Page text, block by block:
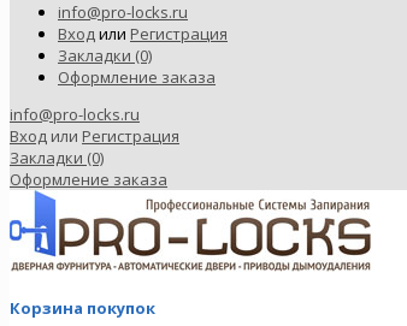
info@pro-locks.ru
Входили Регистрация
Закладки (0)
Оформление заказа
info@pro-locks.ru
Вход или Регистрация
Закладки (0)
Оформление заказа
Корзина покупок